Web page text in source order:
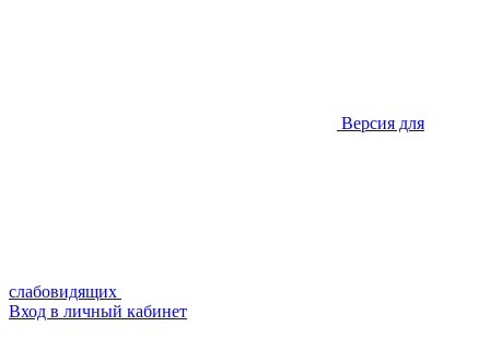
Версия для
слабовидящих
Вход в личный кабинет